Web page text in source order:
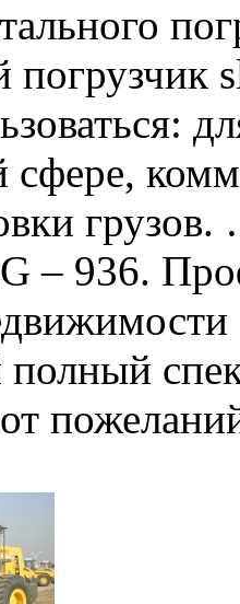
сфере,
– 936.